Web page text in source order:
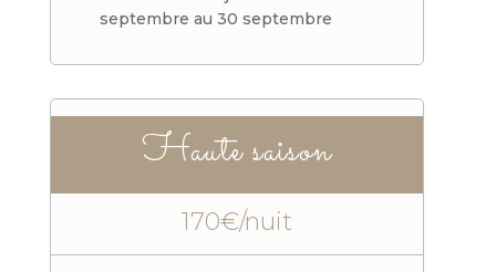
septembre au 30 septembre
Haute saison
170€/nuit